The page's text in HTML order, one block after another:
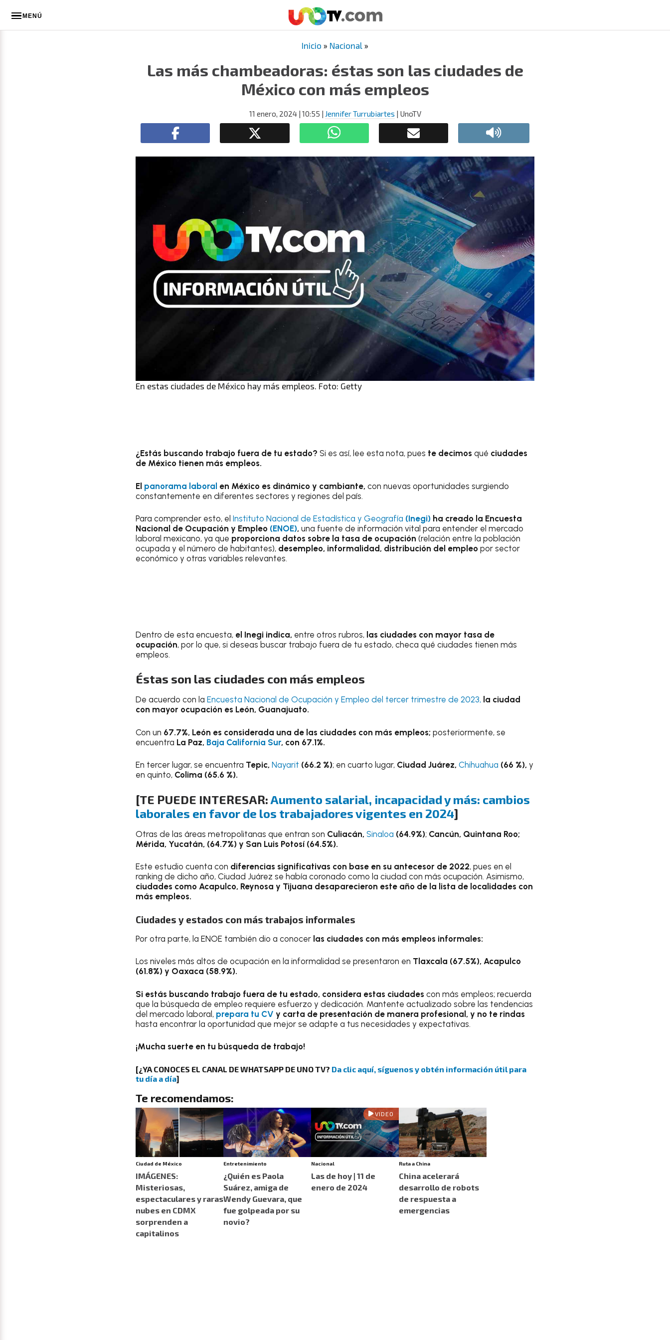
MENÚ
Inicio » Nacional »
Las más chambeadoras: éstas son las ciudades de
México con más empleos
11 enero, 2024| 10:55 | Jennifer Turrubiartes | UnoTV
En estas ciudades de México hay más empleos. Foto: Getty
¿Estás buscando trabajo fuera de tu estado? Si es así, lee esta nota, pues te decimos qué ciudades
de México tienen más empleos.
El panorama laboral en México es dinámico y cambiante, con nuevas oportunidades surgiendo
constantemente en diferentes sectores y regiones del país.
Para comprender esto, el Instituto Nacional de Estadística y Geografía (Inegi) ha creado la Encuesta
Nacional de Ocupación y Empleo (ENOE), una fuente de información vital para entender el mercado
laboral mexicano, ya que proporciona datos sobre la tasa de ocupación (relación entre la población
ocupada y el número de habitantes), desempleo, informalidad, distribución del empleo por sector
económico y otras variables relevantes.
Dentro de esta encuesta, el Inegi indica, entre otros rubros, las ciudades con mayor tasa de
ocupación, por lo que, si deseas buscar trabajo fuera de tu estado, checa qué ciudades tienen más
empleos.
Éstas son las ciudades con más empleos
De acuerdo con la Encuesta Nacional de Ocupación y Empleo del tercer trimestre de 2023, la ciudad
con mayor ocupación es León, Guanajuato.
Con un 67.7%, León es considerada una de las ciudades con más empleos; posteriormente, se
encuentra La Paz, Baja California Sur, con 67.1%.
En tercer lugar, se encuentra Tepic, Nayarit (66.2 %); en cuarto lugar, Ciudad Juárez, Chihuahua (66 %), y
en quinto, Colima (65.6 %).
[TE PUEDE INTERESAR: Aumento salarial, incapacidad y más: cambios
laborales en favor de los trabajadores vigentes en 2024]
Otras de las áreas metropolitanas que entran son Culiacán, Sinaloa (64.9%); Cancún, Quintana Roo;
Mérida, Yucatán, (64.7%) y San Luis Potosí (64.5%).
Este estudio cuenta con diferencias significativas con base en su antecesor de 2022, pues en el
ranking de dicho año, Ciudad Juárez se había coronado como la ciudad con más ocupación. Asimismo,
ciudades como Acapulco, Reynosa y Tijuana desaparecieron este año de la lista de localidades con
más empleos.
Ciudades y estados con más trabajos informales
Por otra parte, la ENOE también dio a conocer las ciudades con más empleos informales:
Los niveles más altos de ocupación en la informalidad se presentaron en Tlaxcala (67.5%), Acapulco
(61.8%) y Oaxaca (58.9%).
Si estás buscando trabajo fuera de tu estado, considera estas ciudades con más empleos; recuerda
que la búsqueda de empleo requiere esfuerzo y dedicación. Mantente actualizado sobre las tendencias
del mercado laboral, prepara tu CV y carta de presentación de manera profesional, y no te rindas
hasta encontrar la oportunidad que mejor se adapte a tus necesidades y expectativas.
¡Mucha suerte en tu búsqueda de trabajo!
[¿YA CONOCES EL CANAL DE WHATSAPP DE UNO TV? Da clic aquí, síguenos y obtén información útil para
tu día a día]
Te recomendamos:
Ciudad de México
IMÁGENES:
Misteriosas,
espectaculares y raras
nubes en CDMX
sorprenden a
capitalinos
Entretenimiento
¿Quién es Paola
Suárez, amiga de
Wendy Guevara, que
fue golpeada por su
novio?
VIDEO
Nacional
Las de hoy | 11 de
enero de 2024
Ruta a China
China acelerará
desarrollo de robots
de respuesta a
emergencias